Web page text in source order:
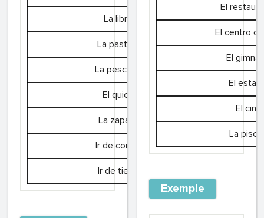
La librería
La pastelería
La pescadería
El quiosco
La zapatería
Ir de compras
Ir de tiendas
El
El centro
El
El
El cine
La
Exemple